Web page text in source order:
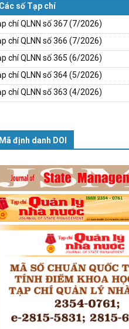
Các số Tạp chí
chí QLNN số 367 (7/2026)
chí QLNN số 366 (7/2026)
chí QLNN số 365 (6/2026)
chí QLNN số 364 (5/2026)
chí QLNN số 363 (4/2026)
Mã định danh DOI